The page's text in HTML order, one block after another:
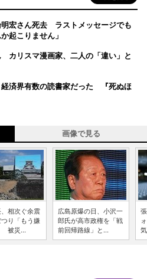
宏さん死去 ラストメッセージでも
起こりません」
カリスマ漫画家、二人の「違い」と
済界有数の読書家だった 『死ぬほ
画像で見る
相次ぐ余震
り「もう嫌
被災...
広島原爆の日、小沢一
郎氏が高市政権を「戦
前回帰路線」と...